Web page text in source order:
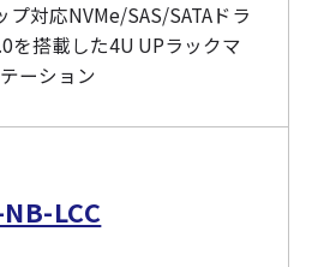
対応NVMe/SAS/SATAドラ
を搭載した4U UPラックマ
ーション
LCC